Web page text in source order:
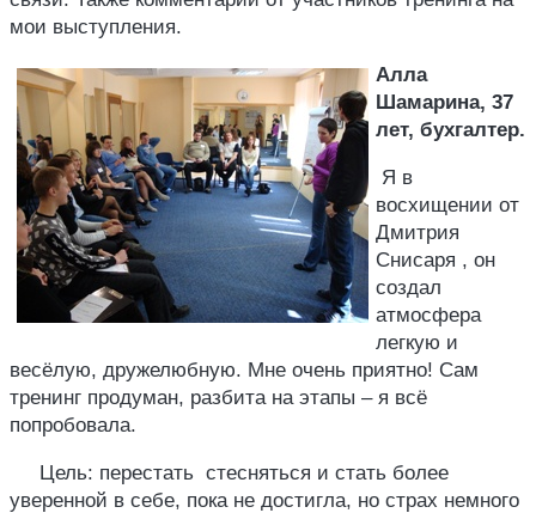
мои выступления.
Алла
Шамарина, 37
лет, бухгалтер.
Я в
восхищении от
Дмитрия
Снисаря , он
создал
атмосфера
легкую и
весёлую, дружелюбную. Мне очень приятно! Сам
тренинг продуман, разбита на этапы – я всё
попробовала.
Цель: перестать стесняться и стать более
уверенной в себе, пока не достигла, но страх немного